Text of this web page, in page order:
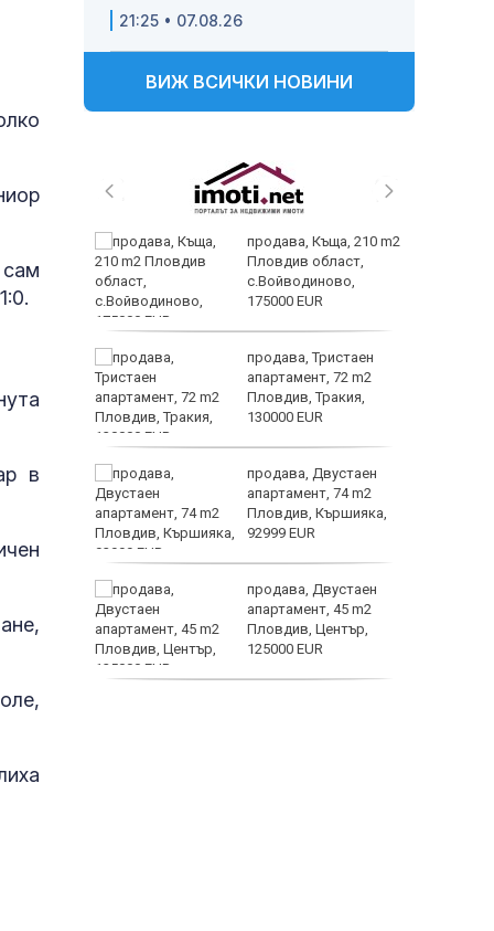
в
21:25 • 07.08.26
ВИЖ ВСИЧКИ НОВИНИ
продава, Къща, 210 m2
Пловдив област,
с.Войводиново,
175000 EUR
продава, Тристаен
апартамент, 72 m2
Пловдив, Тракия,
130000 EUR
продава, Двустаен
апартамент, 74 m2
Пловдив, Кършияка,
92999 EUR
продава, Двустаен
апартамент, 45 m2
Пловдив, Център,
125000 EUR